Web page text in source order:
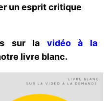
un esprit critique
sur la vidéo à la
livre blanc.